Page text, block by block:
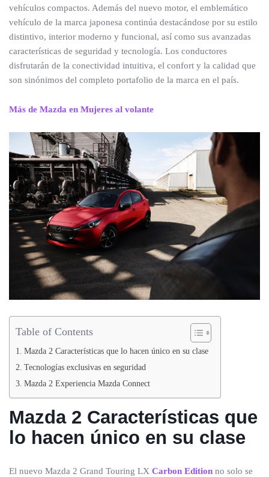
vehículos compactos. Además del nuevo motor, el emblemático
vehículo de la marca japonesa continúa destacándose por su estilo
distintivo, interior moderno y funcional, así como sus avanzadas
características de seguridad y tecnología. Los conductores
disfrutarán de la conectividad intuitiva, el confort y la calidad que
son sinónimos del completo portafolio de la marca en el país.
Más de Mazda en Mujeres al volante
Table of Contents
Mazda 2 Características que lo hacen único en su clase
Tecnologías exclusivas en seguridad
Mazda 2 Experiencia Mazda Connect
Mazda 2 Características que
lo hacen único en su clase
El nuevo Mazda 2 Grand Touring LX Carbon Edition no solo se